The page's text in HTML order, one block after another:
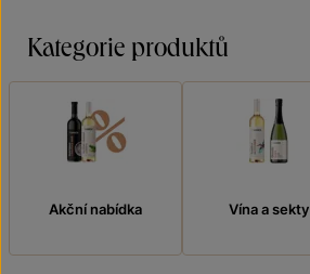
Kategorie produktů
Akční nabídka Vína a sekty